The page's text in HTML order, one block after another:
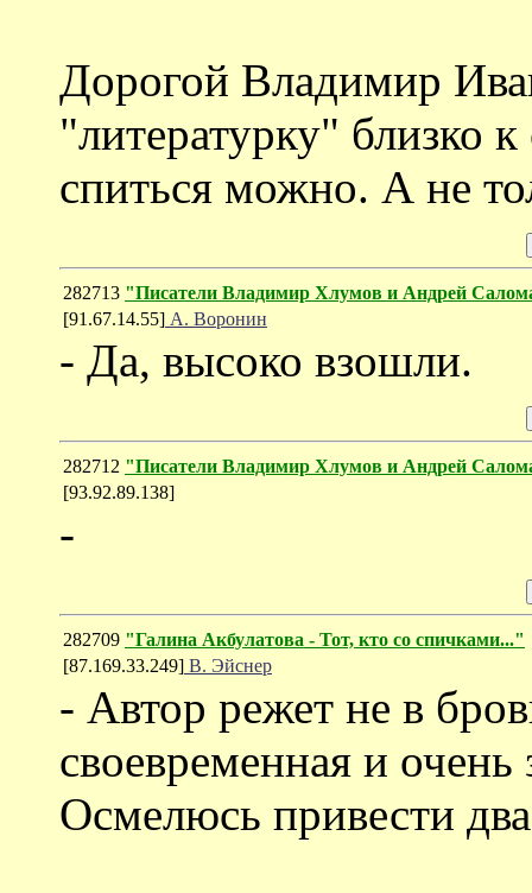
Дорогой Владимир
"литературку" близко
спиться можно. А не
282713 "Писатели Владимир Хлумов и Андрей
[91.67.14.55] А. Воронин
- Да, высоко взошли.
282712 "Писатели Владимир Хлумов и Андрей
[93.92.89.138]
-
282709 "Галина Акбулатова - Тот, кто со спичками..."
[87.169.33.249] В. Эйснер
- Автор режет не в
своевременная и очень
Осмелюсь привести